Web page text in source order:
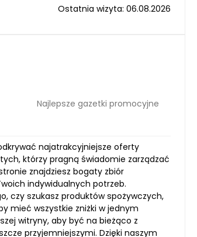
Ostatnia wizyta: 06.08.2026
Najlepsze gazetki promocyjne
najatrakcyjniejsze oferty
którzy pragną świadomie zarządzać
znajdziesz bogaty zbiór
indywidualnych potrzeb.
czy szukasz produktów spożywczych,
mieć wszystkie zniżki w jednym
witryny, aby być na bieżąco z
przyjemniejszymi. Dzięki naszym